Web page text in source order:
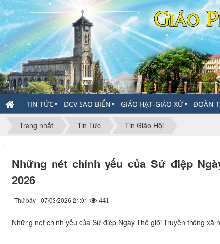
TIN TỨC ▼ ĐCV SAO BIỂN ▼ GIÁO HẠT-GIÁO XỨ▼ ĐOÀN
Trang nhất Tin Tức Tin Giáo Hội
Những nét chính yếu của Sứ điệp
2026
Thứ bảy - 07/03/2026 21:01 441
Những nét chính yếu của Sứ điệp Ngày Thế giới Truyền thông xã